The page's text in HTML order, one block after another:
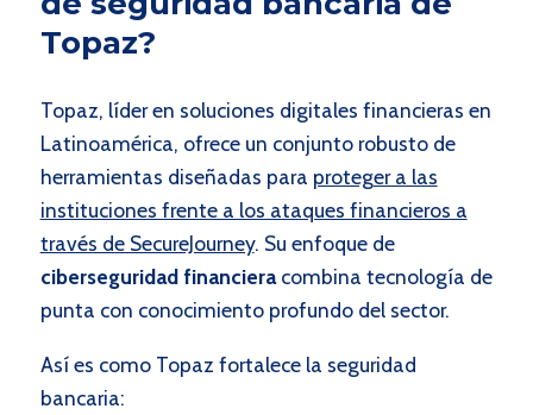
Topaz?
Topaz, líder en soluciones digitales financieras en
Latinoamérica, ofrece un conjunto robusto de
herramientas diseñadas para proteger a las
instituciones frente a los ataques financieros a
través de SecureJourney. Su enfoque de
ciberseguridad financieracombina tecnología de
punta con conocimiento profundo del sector.
Así es como Topaz fortalece la seguridad
bancaria: